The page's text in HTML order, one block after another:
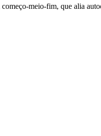
meio-fim, que alia